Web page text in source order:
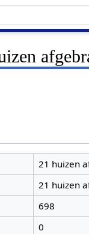
21 huizen
21 huizen
698
0